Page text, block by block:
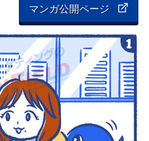
マンガ公開ページ